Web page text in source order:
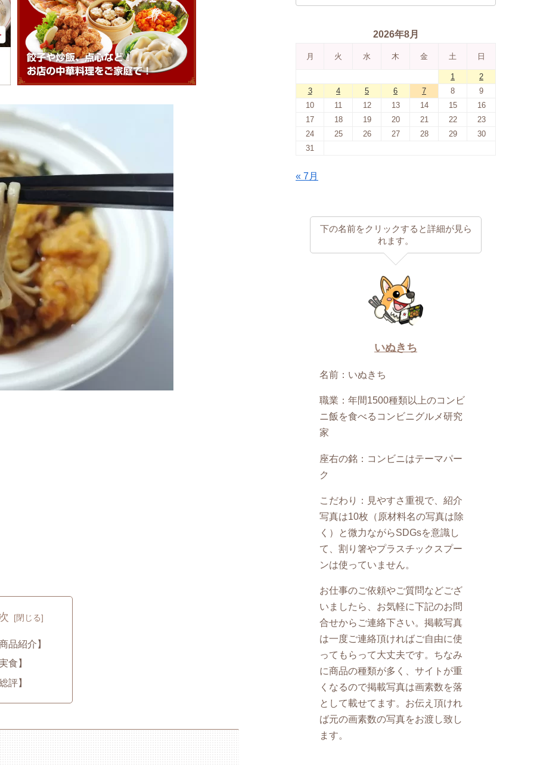
品紹介】
食】
評】
2026年8月
月 火 水 木 金 土 日
1
2
3
4 5 6 7 8
9
10
11 12 13 14 15
16
17
18 19 20 21 22
23
24
25 26 27 28 29
30
31
« 7月
下の名前をクリックすると詳細が見ら
れます。
いぬきち
名前：いぬきち
職業：年間1500種類以上のコンビ
ニ飯を食べるコンビニグルメ研究
家
座右の銘：コンビニはテーマパー
ク
こだわり：見やすさ重視で、紹介
写真は10枚（原材料名の写真は除
く）と微力ながらSDGsを意識し
て、割り箸やプラスチックスプー
ンは使っていません。
お仕事のご依頼やご質問などござ
いましたら、お気軽に下記のお問
合せからご連絡下さい。掲載写真
は一度ご連絡頂ければご自由に使
ってもらって大丈夫です。ちなみ
に商品の種類が多く、サイトが重
くなるので掲載写真は画素数を落
として載せてます。お伝え頂けれ
ば元の画素数の写真をお渡し致し
ます。